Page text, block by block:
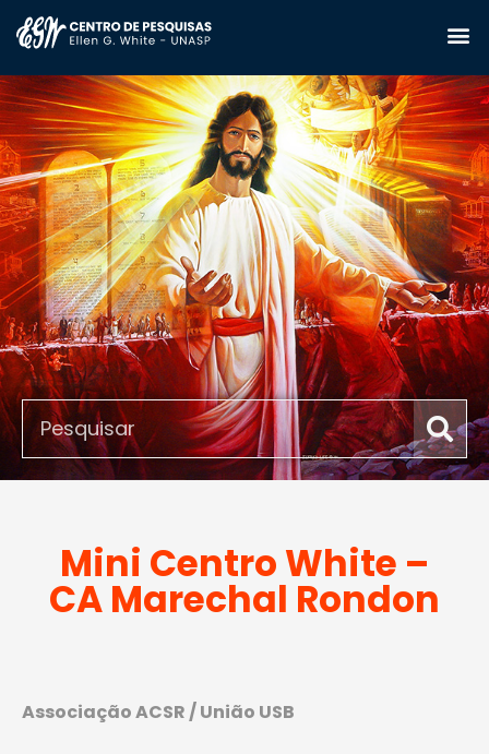
Mini Centro White –
CA Marechal Rondon
Associação ACSR / União USB